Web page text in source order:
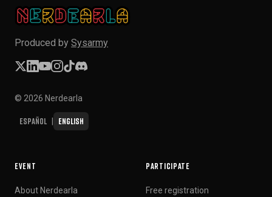
Produced by Sysarmy
© 2026 Nerdearla
Español English
EVENT
About Nerdearla
PARTICIPATE
Free registration